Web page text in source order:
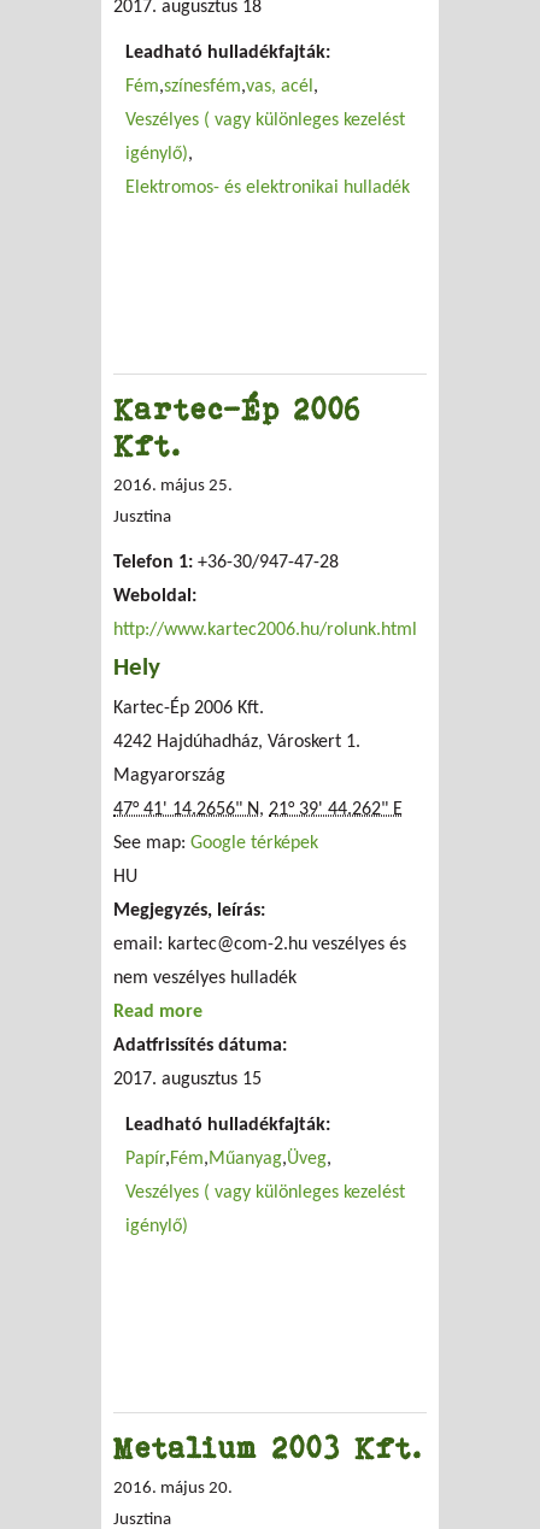
2017. augusztus 18
Leadható hulladékfajták:
Fém színesfém vas, acél
Veszélyes ( vagy különleges kezelést
igénylő)
Elektromos- és elektronikai hulladék
Kartec-Ép 2006
Kft.
2016. május 25.
Jusztina
Telefon 1: +36-30/947-47-28
Weboldal:
http://www.kartec2006.hu/rolunk.html
Hely
Kartec-Ép 2006 Kft.
4242 Hajdúhadház, Városkert 1.
Magyarország
47° 41' 14.2656" N, 21° 39' 44.262" E
See map: Google térképek
HU
Megjegyzés, leírás:
email: kartec@com-2.hu veszélyes és
nem veszélyes hulladék
Read more
Adatfrissítés dátuma:
2017. augusztus 15
Leadható hulladékfajták:
Papír Fém Műanyag Üveg
Veszélyes ( vagy különleges kezelést
igénylő)
Metalium 2003 Kft.
2016. május 20.
Jusztina